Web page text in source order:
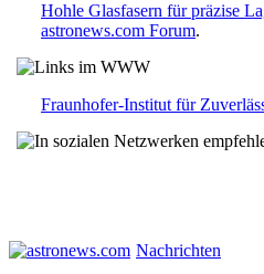
Hohle Glasfasern für präzise
astronews.com Forum.
Fraunhofer-Institut für
Nachrichten